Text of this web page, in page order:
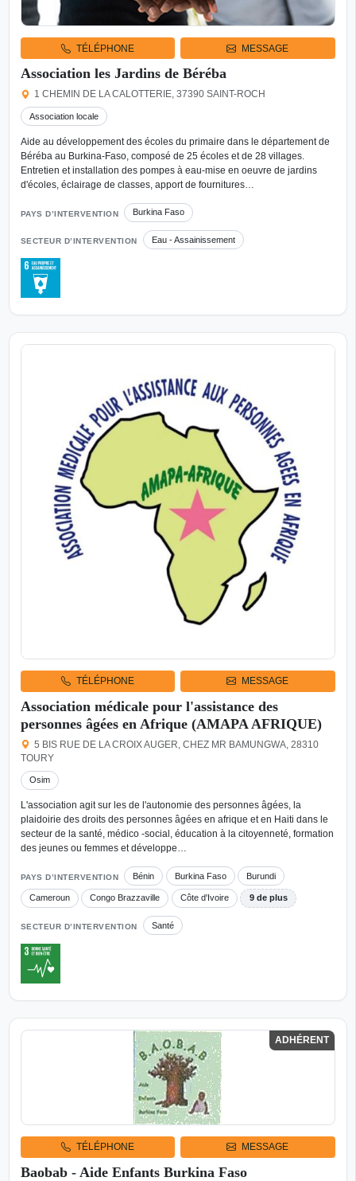
TÉLÉPHONE MESSAGE
Association les Jardins de Béréba
1 CHEMIN DE LA CALOTTERIE, 37390 SAINT-ROCH
Association locale
Aide au développement des écoles du primaire dans le département de
Béréba au Burkina-Faso, composé de 25 écoles et de 28 villages.
Entretien et installation des pompes à eau-mise en oeuvre de jardins
d'écoles, éclairage de classes, apport de fournitures…
PAYS D’INTERVENTION Burkina Faso
SECTEUR D’INTERVENTION Eau - Assainissement
TÉLÉPHONE MESSAGE
Association médicale pour l'assistance des
personnes âgées en Afrique (AMAPA AFRIQUE)
5 BIS RUE DE LA CROIX AUGER, CHEZ MR BAMUNGWA, 28310
TOURY
Osim
L'association agit sur les de l'autonomie des personnes âgées, la
plaidoirie des droits des personnes âgées en afrique et en Haiti dans le
secteur de la santé, médico -social, éducation à la citoyenneté, formation
des jeunes ou femmes et développe…
PAYS D’INTERVENTION Bénin Burkina Faso Burundi
Cameroun Congo Brazzaville Côte d'Ivoire 9 de plus
SECTEUR D’INTERVENTION Santé
ADHÉRENT
TÉLÉPHONE MESSAGE
Baobab - Aide Enfants Burkina Faso